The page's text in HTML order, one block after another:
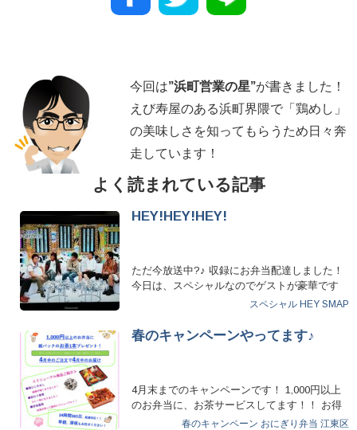
今回は”浜町営業の星”が書きました！
えび寿屋のある浜町界隈で「鶏めし」
の美味しさを知ってもらうため日々奔
走しています！
よく読まれている記事
HEY!HEY!HEY!
ただ今放送中?♪ 収録にお弁当配達しました！
今日は、スペシャルなのでゲストが豪華です
スペシャル HEY SMAP
春のキャンペーンやってます♪
4月末までのキャンペーンです！ 1,000円以上
のお弁当に、お茶サービスしてます！！ お得
なこの時…春のキャンペーン おにぎり弁当 江東区